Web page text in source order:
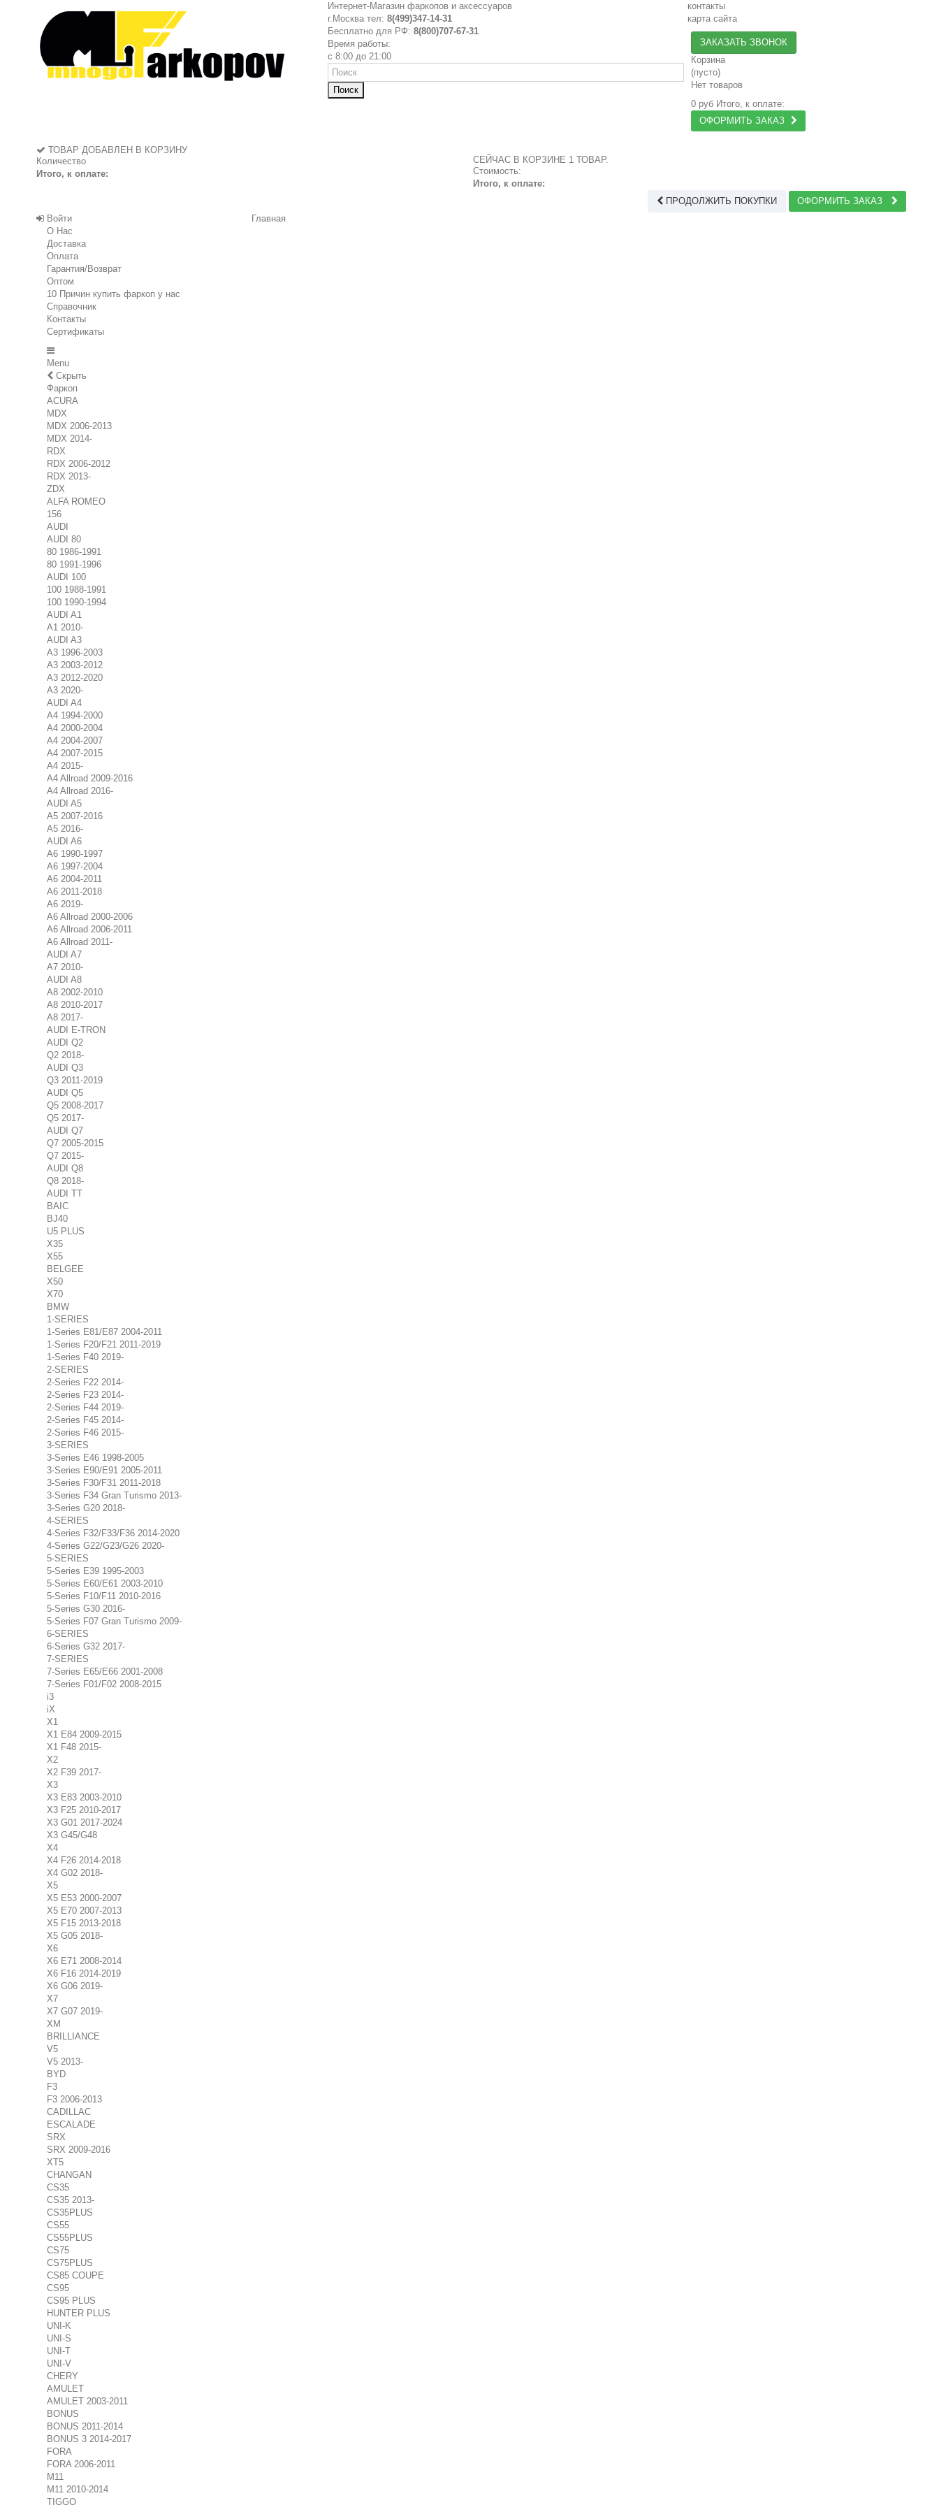
Интернет-Магазин фаркопов и аксессуаров
г.Москва тел: 8(499)347-14-31
Бесплатно для РФ: 8(800)707-67-31
Время работы:
с 8:00 до 21:00
Поиск
контакты
карта сайта
ЗАКАЗАТЬ ЗВОНОК
Корзина
(пусто)
Нет товаров
0 руб Итого, к оплате:
ОФОРМИТЬ ЗАКАЗ
ТОВАР ДОБАВЛЕН В КОРЗИНУ
Количество
Итого, к оплате:
СЕЙЧАС В КОРЗИНЕ 1 ТОВАР.
Стоимость:
Итого, к оплате:
ПРОДОЛЖИТЬ ПОКУПКИ
ОФОРМИТЬ ЗАКАЗ
Войти
Главная
О Нас
Доставка
Оплата
Гарантия/Возврат
Оптом
10 Причин купить фаркоп у нас
Справочник
Контакты
Сертификаты
Menu
Скрыть
Фаркоп
ACURA
MDX
MDX 2006-2013
MDX 2014-
RDX
RDX 2006-2012
RDX 2013-
ZDX
ALFA ROMEO
156
AUDI
AUDI 80
80 1986-1991
80 1991-1996
AUDI 100
100 1988-1991
100 1990-1994
AUDI A1
A1 2010-
AUDI A3
A3 1996-2003
A3 2003-2012
A3 2012-2020
A3 2020-
AUDI A4
A4 1994-2000
A4 2000-2004
A4 2004-2007
A4 2007-2015
A4 2015-
A4 Allroad 2009-2016
A4 Allroad 2016-
AUDI A5
A5 2007-2016
A5 2016-
AUDI A6
A6 1990-1997
A6 1997-2004
A6 2004-2011
A6 2011-2018
A6 2019-
A6 Allroad 2000-2006
A6 Allroad 2006-2011
A6 Allroad 2011-
AUDI A7
A7 2010-
AUDI A8
A8 2002-2010
A8 2010-2017
A8 2017-
AUDI E-TRON
AUDI Q2
Q2 2018-
AUDI Q3
Q3 2011-2019
AUDI Q5
Q5 2008-2017
Q5 2017-
AUDI Q7
Q7 2005-2015
Q7 2015-
AUDI Q8
Q8 2018-
AUDI TT
BAIC
BJ40
U5 PLUS
X35
X55
BELGEE
X50
X70
BMW
1-SERIES
1-Series E81/E87 2004-2011
1-Series F20/F21 2011-2019
1-Series F40 2019-
2-SERIES
2-Series F22 2014-
2-Series F23 2014-
2-Series F44 2019-
2-Series F45 2014-
2-Series F46 2015-
3-SERIES
3-Series E46 1998-2005
3-Series E90/E91 2005-2011
3-Series F30/F31 2011-2018
3-Series F34 Gran Turismo 2013-
3-Series G20 2018-
4-SERIES
4-Series F32/F33/F36 2014-2020
4-Series G22/G23/G26 2020-
5-SERIES
5-Series E39 1995-2003
5-Series E60/E61 2003-2010
5-Series F10/F11 2010-2016
5-Series G30 2016-
5-Series F07 Gran Turismo 2009-
6-SERIES
6-Series G32 2017-
7-SERIES
7-Series E65/E66 2001-2008
7-Series F01/F02 2008-2015
i3
iX
X1
X1 E84 2009-2015
X1 F48 2015-
X2
X2 F39 2017-
X3
X3 E83 2003-2010
X3 F25 2010-2017
X3 G01 2017-2024
X3 G45/G48
X4
X4 F26 2014-2018
X4 G02 2018-
X5
X5 E53 2000-2007
X5 E70 2007-2013
X5 F15 2013-2018
X5 G05 2018-
X6
X6 E71 2008-2014
X6 F16 2014-2019
X6 G06 2019-
X7
X7 G07 2019-
XM
BRILLIANCE
V5
V5 2013-
BYD
F3
F3 2006-2013
CADILLAC
ESCALADE
SRX
SRX 2009-2016
XT5
CHANGAN
CS35
CS35 2013-
CS35PLUS
CS55
CS55PLUS
CS75
CS75PLUS
CS85 COUPE
CS95
CS95 PLUS
HUNTER PLUS
UNI-K
UNI-S
UNI-T
UNI-V
CHERY
AMULET
AMULET 2003-2011
BONUS
BONUS 2011-2014
BONUS 3 2014-2017
FORA
FORA 2006-2011
M11
M11 2010-2014
TIGGO